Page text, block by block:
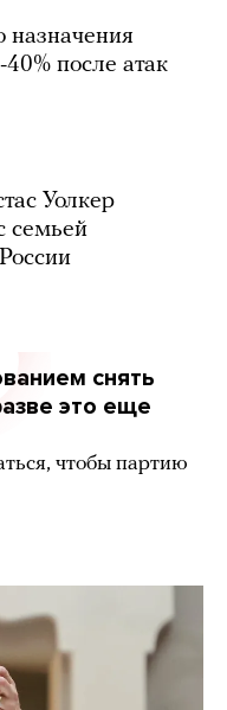
назначения
после атак
Уолкер
семьей
снять
это еще
чтобы партию